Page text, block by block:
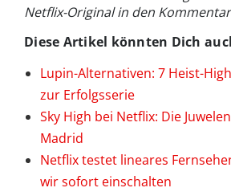
Netflix-Original in den
Diese Artikel könnten Dich
Lupin-Alternativen: 7 Heist-
zur Erfolgsserie
Sky High bei Netflix: Die
Madrid
Netflix testet lineares
wir sofort einschalten